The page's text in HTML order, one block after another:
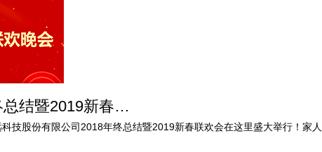
总结暨2019新春…
技股份有限公司2018年终总结暨2019新春联欢会在这里盛大举行！家